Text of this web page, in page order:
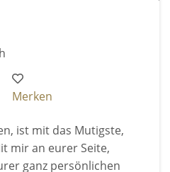
Merken
ist mit das Mutigste,
mir an eurer Seite,
ganz persönlichen